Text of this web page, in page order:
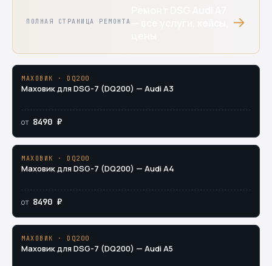
ПОЛНАЯ СТРАНИЦА РЕМОНТА →
МАХОВИК · DQ200
Маховик для DSG-7 (DQ200) — Audi A3
от 8490 ₽
МАХОВИК · DQ200
Маховик для DSG-7 (DQ200) — Audi A4
от 8490 ₽
МАХОВИК · DQ200
Маховик для DSG-7 (DQ200) — Audi A5